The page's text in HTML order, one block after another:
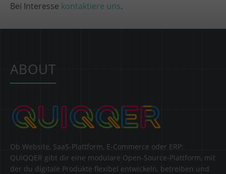
Bei Interesse kontaktiere uns.
ABOUT
Ob Website, SaaS-Plattform, E-Commerce oder ERP:
QUIQQER gibt dir eine modulare Open-Source-Plattform, mit
der du digitale Produkte flexibel entwickeln, betreiben und